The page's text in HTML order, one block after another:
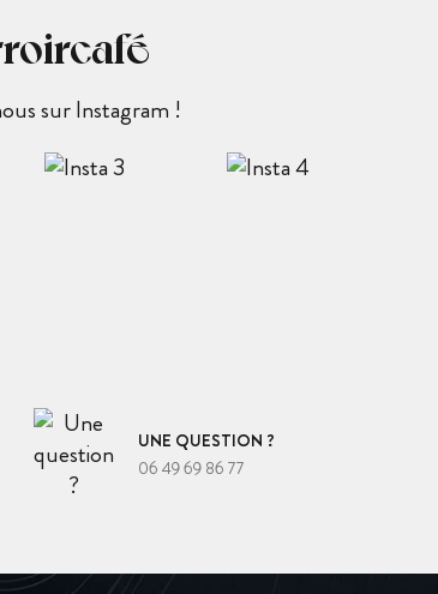
sur Instagram !
UNE QUESTION ?
06 49 69 86 77